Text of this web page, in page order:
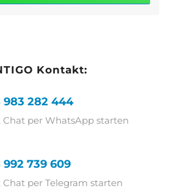
Kontakt:
983 282 444
Chat per WhatsApp starten
992 739 609
Chat per Telegram starten